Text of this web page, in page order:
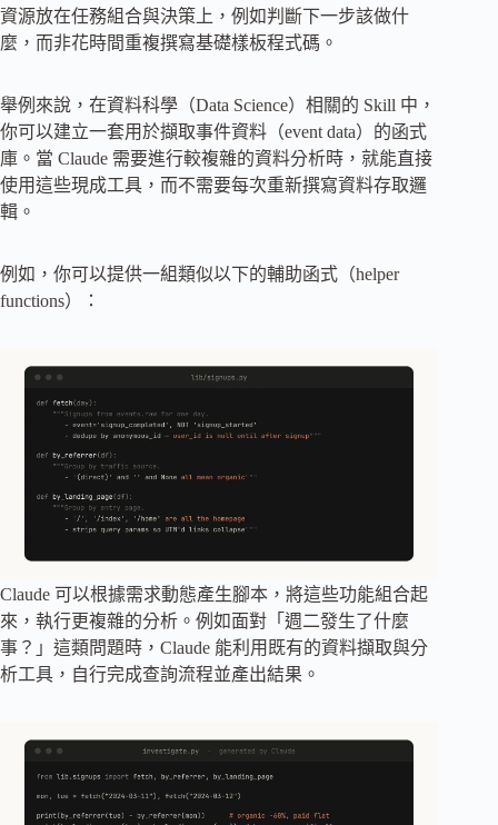
資源放在任務組合與決策上，例如判斷下一步該做什
麼，而非花時間重複撰寫基礎樣板程式碼。
舉例來說，在資料科學（Data Science）相關的 Skill 中，
你可以建立一套用於擷取事件資料（event data）的函式
庫。當 Claude 需要進行較複雜的資料分析時，就能直接
使用這些現成工具，而不需要每次重新撰寫資料存取邏
輯。
例如，你可以提供一組類似以下的輔助函式（helper
functions）：
Claude 可以根據需求動態產生腳本，將這些功能組合起
來，執行更複雜的分析。例如面對「週二發生了什麼
事？」這類問題時，Claude 能利用既有的資料擷取與分
析工具，自行完成查詢流程並產出結果。